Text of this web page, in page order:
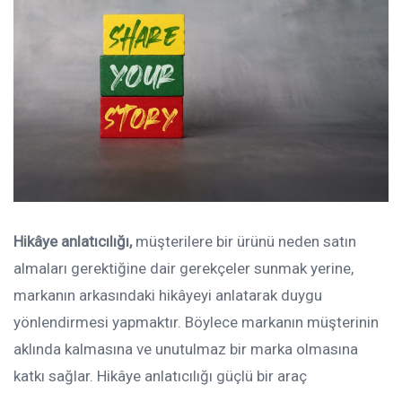
Hikâye anlatıcılığı,müşterilere bir ürünü neden satın
almaları gerektiğine dair gerekçeler sunmak yerine,
markanın arkasındaki hikâyeyi anlatarak duygu
yönlendirmesi yapmaktır. Böylece markanın müşterinin
aklında kalmasına ve unutulmaz bir marka olmasına
katkı sağlar. Hikâye anlatıcılığı güçlü bir araç